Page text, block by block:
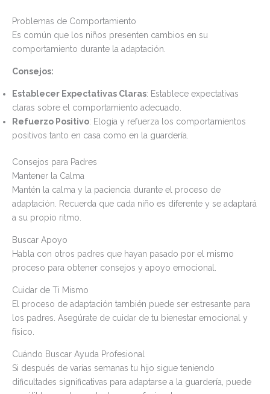
Problemas de Comportamiento
Es común que los niños presenten cambios en su
comportamiento durante la adaptación.
Consejos:
Establecer Expectativas Claras: Establece expectativas
claras sobre el comportamiento adecuado.
Refuerzo Positivo: Elogia y refuerza los comportamientos
positivos tanto en casa como en la guardería.
Consejos para Padres
Mantener la Calma
Mantén la calma y la paciencia durante el proceso de
adaptación. Recuerda que cada niño es diferente y se adaptará
a su propio ritmo.
Buscar Apoyo
Habla con otros padres que hayan pasado por el mismo
proceso para obtener consejos y apoyo emocional.
Cuidar de Ti Mismo
El proceso de adaptación también puede ser estresante para
los padres. Asegúrate de cuidar de tu bienestar emocional y
físico.
Cuándo Buscar Ayuda Profesional
Si después de varias semanas tu hijo sigue teniendo
dificultades significativas para adaptarse a la guardería, puede